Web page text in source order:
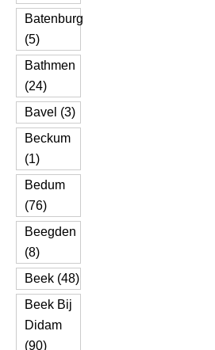
Batenburg
(5)
Bathmen
(24)
Bavel (3)
Beckum
(1)
Bedum
(76)
Beegden
(8)
Beek (48)
Beek Bij
Didam
(90)